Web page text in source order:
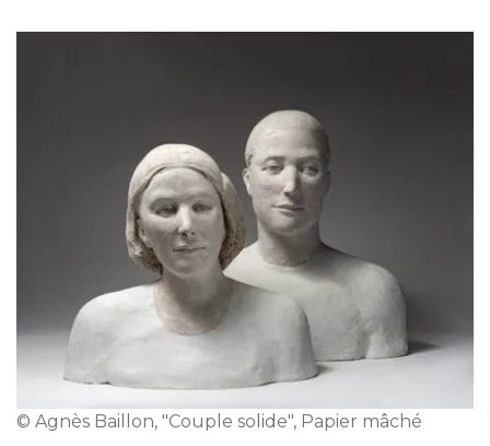
© Agnès Baillon, "Couple solide", Papier mâché